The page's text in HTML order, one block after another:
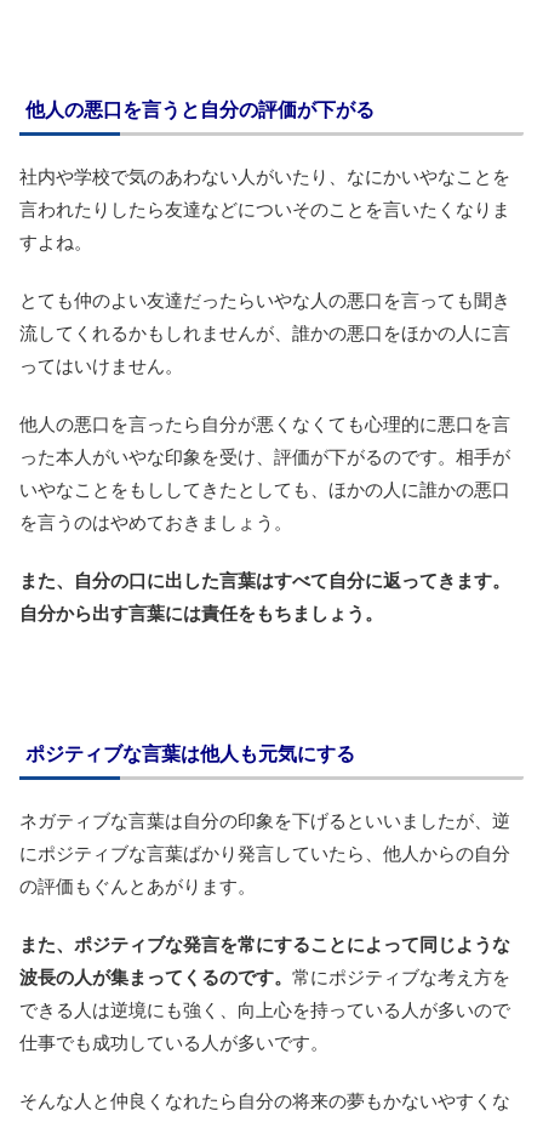
他人の悪口を言うと自分の評価が下がる
社内や学校で気のあわない人がいたり、なにかいやなことを
言われたりしたら友達などについそのことを言いたくなりま
すよね。
とても仲のよい友達だったらいやな人の悪口を言っても聞き
流してくれるかもしれませんが、誰かの悪口をほかの人に言
ってはいけません。
他人の悪口を言ったら自分が悪くなくても心理的に悪口を言
った本人がいやな印象を受け、評価が下がるのです。相手が
いやなことをもししてきたとしても、ほかの人に誰かの悪口
を言うのはやめておきましょう。
また、自分の口に出した言葉はすべて自分に返ってきます。
自分から出す言葉には責任をもちましょう。
ポジティブな言葉は他人も元気にする
ネガティブな言葉は自分の印象を下げるといいましたが、逆
にポジティブな言葉ばかり発言していたら、他人からの自分
の評価もぐんとあがります。
また、ポジティブな発言を常にすることによって同じような
波長の人が集まってくるのです。 常にポジティブな考え方を
できる人は逆境にも強く、向上心を持っている人が多いので
仕事でも成功している人が多いです。
そんな人と仲良くなれたら自分の将来の夢もかないやすくな